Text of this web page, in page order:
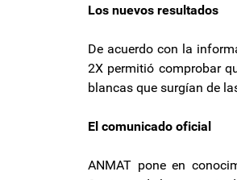
Los nuevos resultados
De acuerdo con la
2X permitió comprobar
blancas que surgían de
El comunicado oficial
ANMAT pone en